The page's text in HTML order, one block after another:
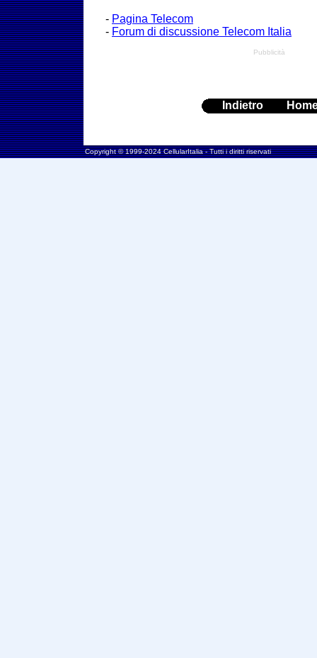
- Pagina Telecom
- Forum di discussione Telecom Italia
Pubblicità
Indietro
Copyright © 1999-2024 CellularItalia - Tutti i diritti riservati